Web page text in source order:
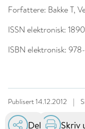
Forfattere: Bakke T,
ISSN elektronisk:
ISBN elektronisk:
Publisert14.12.2012 |
Del Skriv